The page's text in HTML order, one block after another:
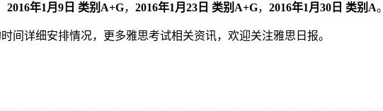
2016年1月9日 类别A+G， 2016年1月23日 类别A+G， 2016年1月30日 类别A。
详细安排情况，更多雅思考试相关资讯，欢迎关注雅思日报。